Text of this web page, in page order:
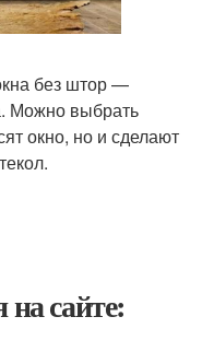
без штор —
Можно выбрать
окно, но и сделают
сайте: